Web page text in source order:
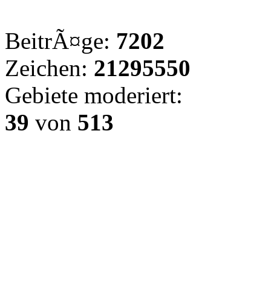
BeitrÃ¤ge: 7202
Zeichen: 21295550
Gebiete moderiert:
39 von 513